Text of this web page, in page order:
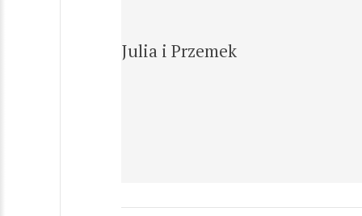
Julia i Przemek